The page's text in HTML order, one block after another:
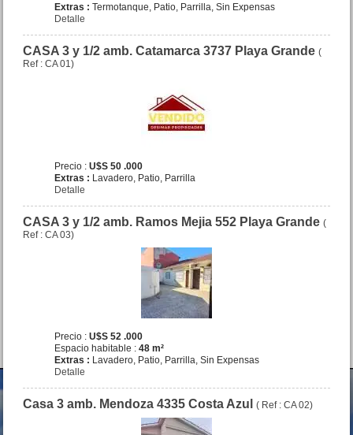
Dpto. 3 amb. La Rioja 3071
San Bernardo
VENDIDO Dpto. 2 amb.
Azopardo 32 Mar de Ajo
Precio :
Extras : Termotanque, Patio, Parrilla, Sin Expensas
Detalle
CASA 3 y 1/2 amb. Catamarca 3737 Playa Grande(
Ref : CA 01)
Precio :U$S 50 .000
Extras : Lavadero, Patio, Parrilla
Detalle
CASA 3 y 1/2 amb. Ramos Mejia 552 Playa Grande(
Ref : CA 03)
Precio :U$S 52 .000
Espacio habitable :48 m²
Extras : Lavadero, Patio, Parrilla, Sin Expensas
Detalle
Casa 3 amb. Mendoza 4335 Costa Azul( Ref : CA 02)